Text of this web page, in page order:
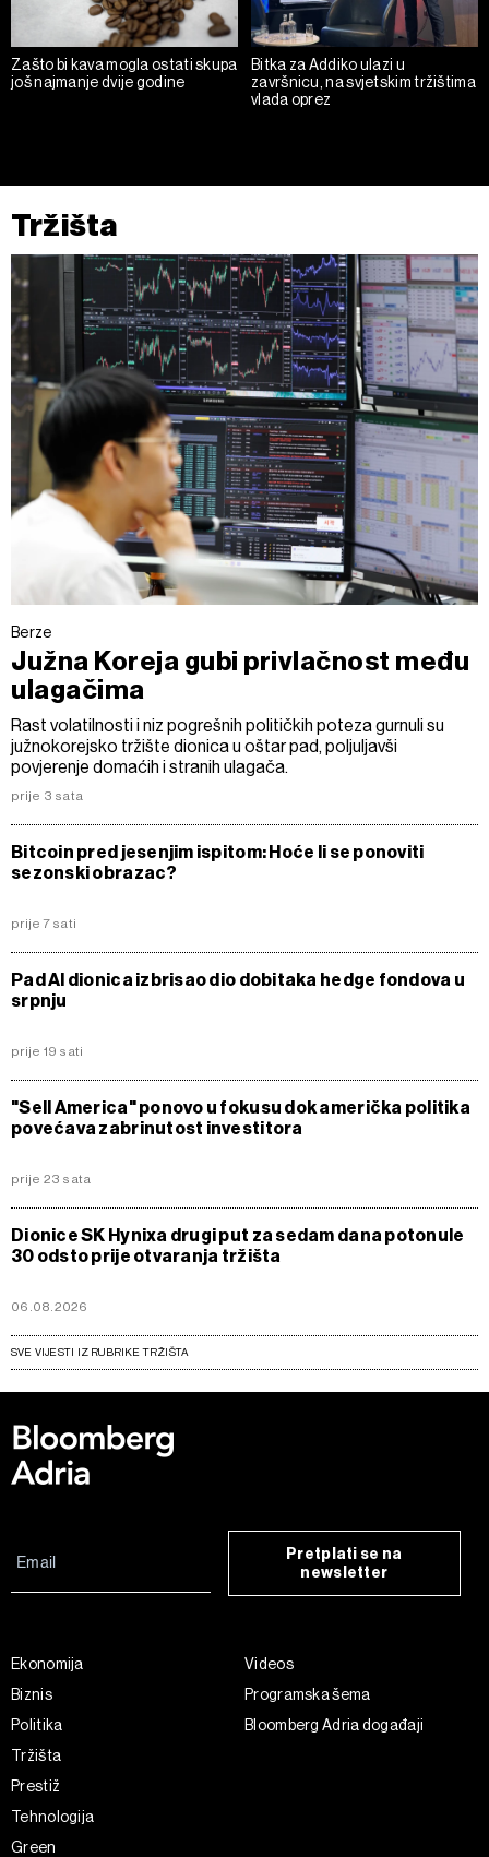
Zašto bi kava mogla ostati skupa
još najmanje dvije godine
Bitka za Addiko ulazi u
završnicu, na svjetskim tržištima
vlada oprez
Tržišta
Berze
Južna Koreja gubi privlačnost među
ulagačima
Rast volatilnosti i niz pogrešnih političkih poteza gurnuli su
južnokorejsko tržište dionica u oštar pad, poljuljavši
povjerenje domaćih i stranih ulagača.
prije 3 sata
Bitcoin pred jesenjim ispitom: Hoće li se ponoviti
sezonski obrazac?
prije 7 sati
Pad AI dionica izbrisao dio dobitaka hedge fondova u
srpnju
prije 19 sati
"Sell America" ponovo u fokusu dok američka politika
povećava zabrinutost investitora
prije 23 sata
Dionice SK Hynixa drugi put za sedam dana potonule
30 odsto prije otvaranja tržišta
06.08.2026
SVE VIJESTI IZ RUBRIKE TRŽIŠTA
Pretplati se na
newsletter
Ekonomija
Biznis
Politika
Tržišta
Prestiž
Tehnologija
Green
Videos
Programska šema
Bloomberg Adria događaji